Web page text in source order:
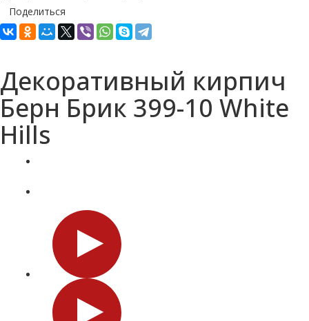
Поделиться
Декоративный кирпич
Берн Брик 399-10 White
Hills